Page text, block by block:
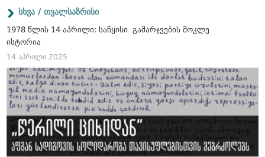
სხვა / თვალსაზრისი
1978 წლის 14 აპრილი: საწყისი გამარჯვების მოკლე
ისტორია
14 აპრილი 2025